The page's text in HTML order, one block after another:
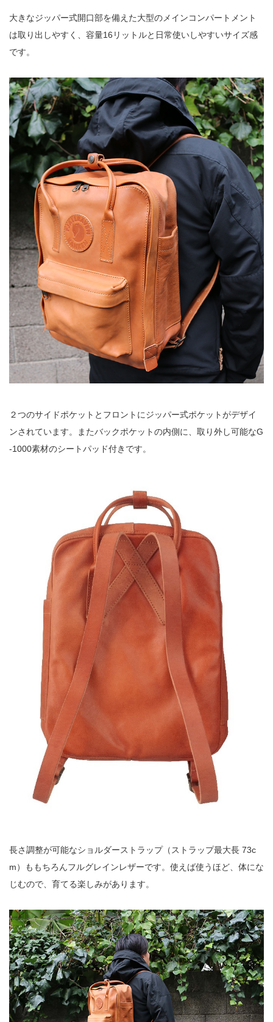
大きなジッパー式開口部を備えた大型のメインコンパートメント
は取り出しやすく、容量16リットルと日常使いしやすいサイズ感
です。
２つのサイドポケットとフロントにジッパー式ポケットがデザイ
ンされています。またバックポケットの内側に、取り外し可能なG
-1000素材のシートパッド付きです。
長さ調整が可能なショルダーストラップ（ストラップ最大長 73c
m）ももちろんフルグレインレザーです。使えば使うほど、体にな
じむので、育てる楽しみがあります。